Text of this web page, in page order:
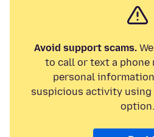
Avoid support scams.
to call or text a phone
personal
suspicious activity using
option.